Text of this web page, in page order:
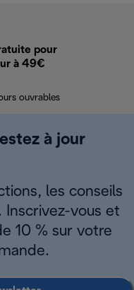
pour
à 49€
ouvrables
à jour
les conseils
vous et
10 % sur votre